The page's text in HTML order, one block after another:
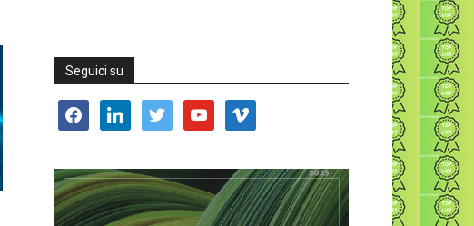
Seguici su
facebooklinkedin twitter youtube vimeo